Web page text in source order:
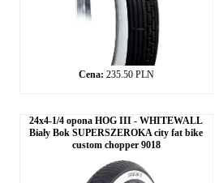
Cena: 235.50 PLN
24x4-1/4 opona HOG III - WHITEWALL
Biały Bok SUPERSZEROKA city fat bike
custom chopper 9018